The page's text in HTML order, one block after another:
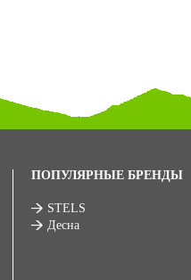
ПОПУЛЯРНЫЕ БРЕНДЫ
STELS
Десна